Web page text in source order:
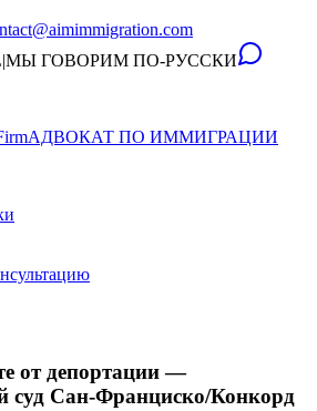
|МЫ ГОВОРИМ ПО-РУССКИ
АДВОКАТ ПО ИММИГРАЦИИ
от депортации —
Сан-Франциско/Конкорд